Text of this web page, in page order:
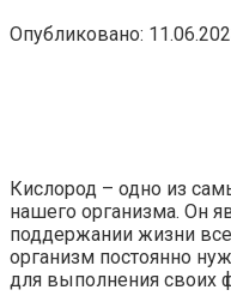
Опубликовано:
Кислород – одно из
нашего организма. Он
поддержании жизни
организм постоянно
для выполнения своих